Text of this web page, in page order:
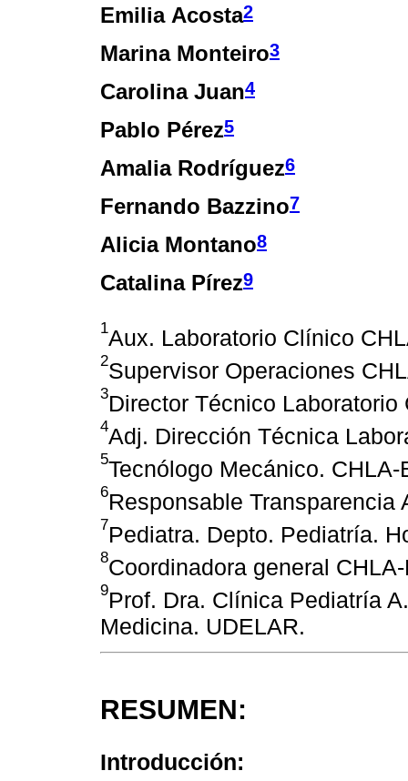
Emilia Acosta2
Marina Monteiro3
Carolina Juan4
Pablo Pérez5
Amalia Rodríguez6
Fernando Bazzino7
Alicia Montano8
Catalina Pírez9
1Aux. Laboratorio Clínico
2Supervisor Operaciones
3Director Técnico
4Adj. Dirección Técnica
5Tecnólogo Mecánico. CHLA-
6Responsable Transparencia
7Pediatra. Depto. Pediatría.
8Coordinadora general CHLA-
9Prof. Dra. Clínica Pediatría
Medicina. UDELAR.
RESUMEN:
Introducción: